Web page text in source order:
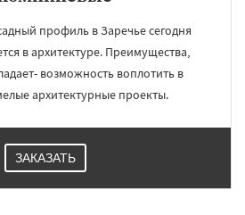
профиль в Заречье сегодня
в архитектуре. Преимущества,
возможность воплотить в
архитектурные проекты.
ЗАКАЗАТЬ